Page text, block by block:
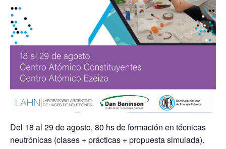
Del 18 al 29 de agosto, 80 hs de formación en técnicas
neutrónicas (clases + prácticas + propuesta simulada).